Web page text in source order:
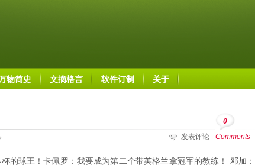
物简史 文摘格言 软件订制 关于
0
Comments
发表评论
的球王！卡佩罗：我要成为第二个带英格兰拿冠军的教练！ 邓加：